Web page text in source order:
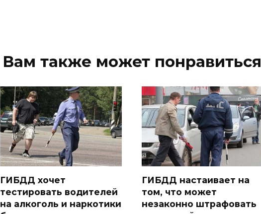
Вам также может понравиться
ГИБДД хочет
тестировать водителей
на алкоголь и наркотики
ГИБДД настаивает на
том, что может
незаконно штрафовать